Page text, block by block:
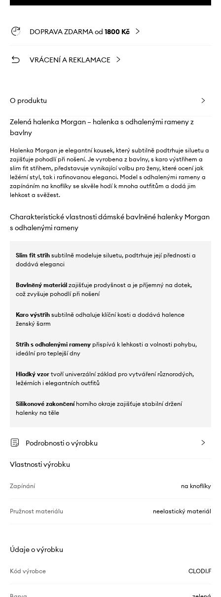
DOPRAVA ZDARMA od 1800 Kč
VRÁCENÍ A REKLAMACE
O produktu
Zelená halenka Morgan – halenka s odhalenými rameny z
bavlny
Halenka Morgan je elegantní kousek, který subtilně podtrhuje siluetu a
zajišťuje pohodlí při nošení. Je vyrobena z bavlny, s karo výstřihem a
slim fit střihem, představuje vynikající volbu pro ženy, které ocení jak
ležérní styl, tak i rafinovanou eleganci. Model s odhalenými rameny a
zapínáním na knoflíky se skvěle hodí k mnoha outfitům a dodá jim
lehkost a svěžest.
Charakteristické vlastnosti dámské bavlněné halenky Morgan
s odhalenými rameny
Slim fit střih subtilně modeluje siluetu, podtrhuje její přednosti a
dodává eleganci
Bavlněný materiál zajišťuje prodyšnost a je příjemný na dotek,
což zvyšuje pohodlí při nošení
Karo výstřih subtilně odhaluje klíční kosti a dodává halence
ženský šarm
Střih s odhalenými rameny přispívá k lehkosti a volnosti pohybu,
ideální pro teplejší dny
Hladký vzor tvoří univerzální základ pro vytváření různorodých,
ležérních i elegantních outfitů
Silikonové zakončeníhorního okraje zajišťuje stabilní držení
halenky na těle
Podrobnosti o výrobku
Vlastnosti výrobku
Zapínání na knoflíky
Pružnost materiálu neelastický materiál
Údaje o výrobku
Kód výrobce CLODI.F